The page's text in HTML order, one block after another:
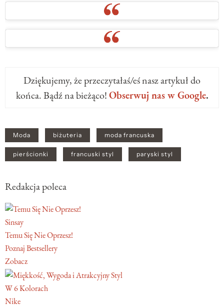
Dziękujemy, że przeczytałaś/eś nasz artykuł do
końca. Bądź na bieżąco!Obserwuj nas w Google.
Moda biżuteria moda francuska
pierścionki francuski styl paryski styl
Redakcja poleca
Sinsay
Temu Się Nie Oprzesz!
Poznaj Bestsellery
Zobacz
W 6 Kolorach
Nike